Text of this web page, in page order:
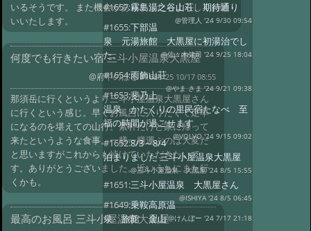
いるそうです。 また機会がありましたらよろしくお願
いいたします。
何度でも行きたい宿 三斗小屋温泉大黒屋
@府中のぼる#1686 '25 10/17 08:55
那須岳に行くというより三斗小屋温泉大黒屋さん
に行くという感じ。早くお風呂に入りたくて足早
になるのを堪えての山行。素朴だけど家に帰って
来たというような食事。一膳一膳運ぶのは大変だ
と思いますがこれからも続けていただきたいで
す。ありがとうございました。近いうちにまた行
くかも。
最高のお風呂 三斗小屋温泉大黒屋
#1657:霧島湯之谷山荘、期待通り
@管理人 '24 9/30 09:54
#1655:下部温
泉 元湯旅館 大黒屋に初湯治でし
た。
@佐々木健司 '24 9/25 18:04
#1654:雨飾山荘
@やま さま '24 9/21 09:38
#1653:斐乃上
温泉 かたくりの里民宿たなべ 至
福の時間が過ごせます
@VOLVO '24 9/15 09:02
#1652:8/3～8/4
泊まりました 三斗小屋温泉大黒屋
@三斗小屋温泉 大黒屋 '24 8/5 15:55
#1651:三斗小屋温泉 大黒屋さん
@ISHIYA '24 8/5 06:45
#1649:乗鞍高原温
泉 旅館 金山@けんぼー '24 7/17 21:18